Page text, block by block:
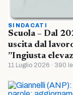
SINDACATI
Scuola – Dal
uscita dal
”Ingiusta
11 Luglio 2026 · 390